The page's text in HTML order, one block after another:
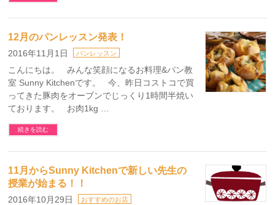
12月のパンレッスン発表！
2016年11月1日 パンレッスン
こんにちは。 みんな笑顔になるお料理&パン教
室 Sunny Kitchenです。 今、昨日コストコで買
ってきた豚肉をオーブンでじっくり1時間半焼い
ております。 お肉1kg …
続きを読む
11月からSunny Kitchenで新しい先生の
授業が始まる！！
2016年10月29日 おすすめのお店